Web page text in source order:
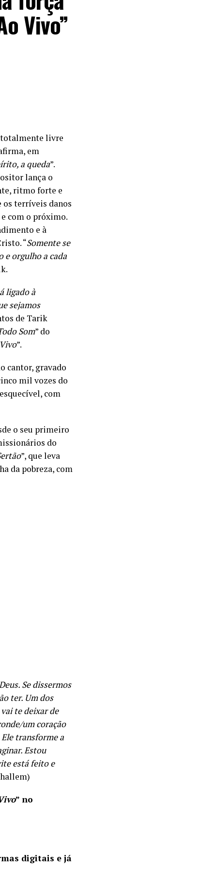
Vivo”
totalmente livre
em
a queda”.
lança o
ritmo forte e
os terríveis danos
e com o próximo.
e à
“Somente se
e orgulho a cada
ligado à
sejamos
de Tarik
Som” do
”.
cantor, gravado
mil vozes do
com
o seu primeiro
do
”, que leva
da pobreza, com
Se dissermos
ter. Um dos
vai te deixar de
um coração
Ele transforme a
Estou
está feito e
” no
digitais e já